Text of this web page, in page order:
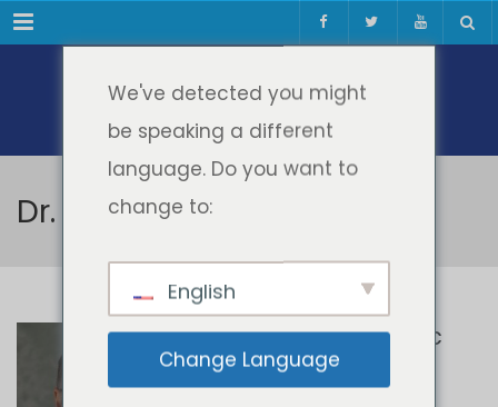
Meniul
Dr. Natasa Perovic
Dr. Natasa Perovic
TRAINER
We've detected you might
be speaking a different
language. Do you want to
change to:
English
Change Language